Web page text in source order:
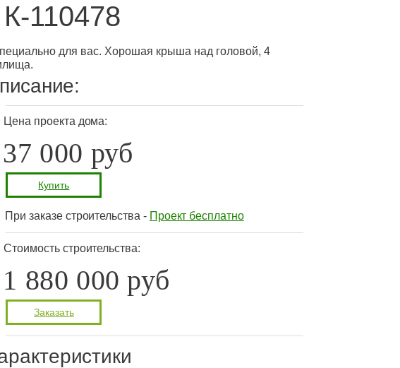
110478
для вас. Хорошая крыша над головой, 4
Цена проекта дома:
37 000 руб
Купить
При заказе строительства - Проект бесплатно
Стоимость строительства:
1 880 000 руб
Заказать